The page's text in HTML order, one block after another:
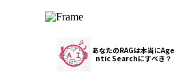
あなたのRAGは本当にAge
ntic Searchにすべき？